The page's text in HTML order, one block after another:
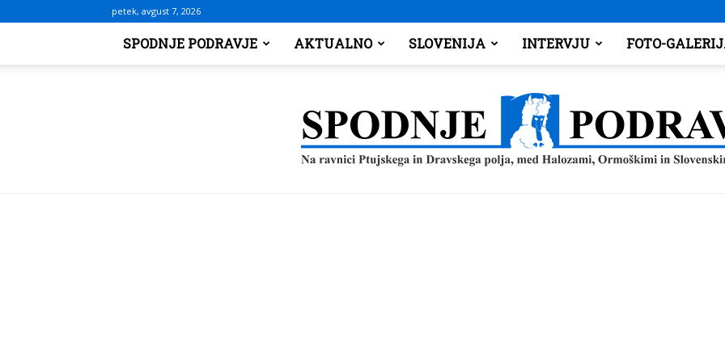
petek, avgust 7, 2026
SPODNJE PODRAVJE AKTUALNO SLOVENIJA INTERVJU FOTO-